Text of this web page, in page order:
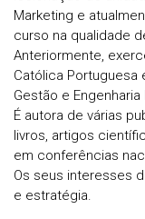
Marketing e
curso na qualidade
Anteriormente,
Católica Portuguesa
Gestão e
É autora de várias
livros, artigos
em conferências
Os seus interesses
e estratégia.